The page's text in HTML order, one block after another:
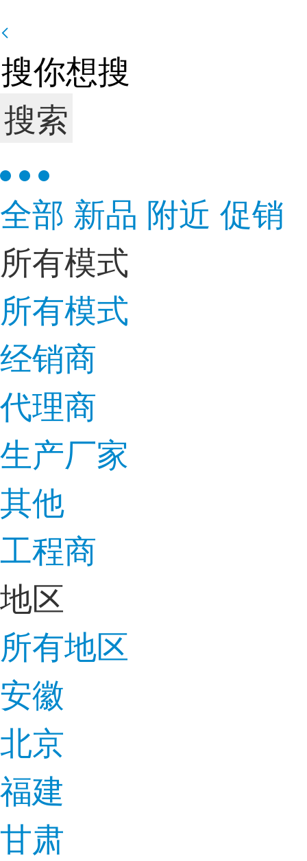
搜索
全部 新品 附近 促销
所有模式
所有模式
经销商
代理商
生产厂家
其他
工程商
地区
所有地区
安徽
北京
福建
甘肃